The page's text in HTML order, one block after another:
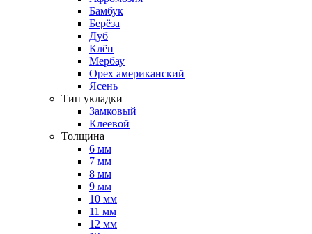
Бамбук
Берёза
Дуб
Клён
Мербау
Орех американский
Ясень
Тип укладки
Замковый
Клеевой
Толщина
6 мм
7 мм
8 мм
9 мм
10 мм
11 мм
12 мм